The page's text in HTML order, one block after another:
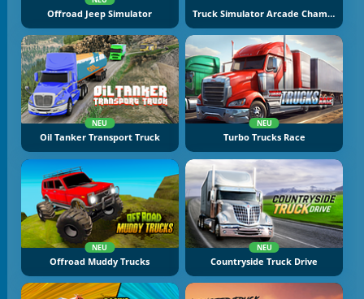
Offroad Jeep Simulator Truck Simulator Arcade Championship
NEU
Oil Tanker Transport Truck
NEU
Turbo Trucks Race
NEU
Offroad Muddy Trucks
NEU
Countryside Truck Drive